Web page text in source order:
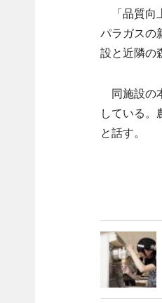
「品質向
パラガスの
設と近隣の
同施設の
している。
と話す。